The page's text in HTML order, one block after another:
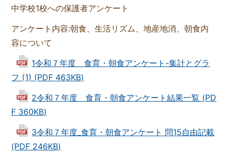
中学校1校への保護者アンケート
アンケート内容:朝食、生活リズム、地産地消、朝食内
容について
1令和７年度 食育・朝食アンケート-集計とグラ
フ (1) (PDF 463KB)
2令和７年度 食育・朝食アンケート結果一覧 (PD
F 360KB)
3令和７年度_食育・朝食アンケート 問15自由記載
(PDF 246KB)